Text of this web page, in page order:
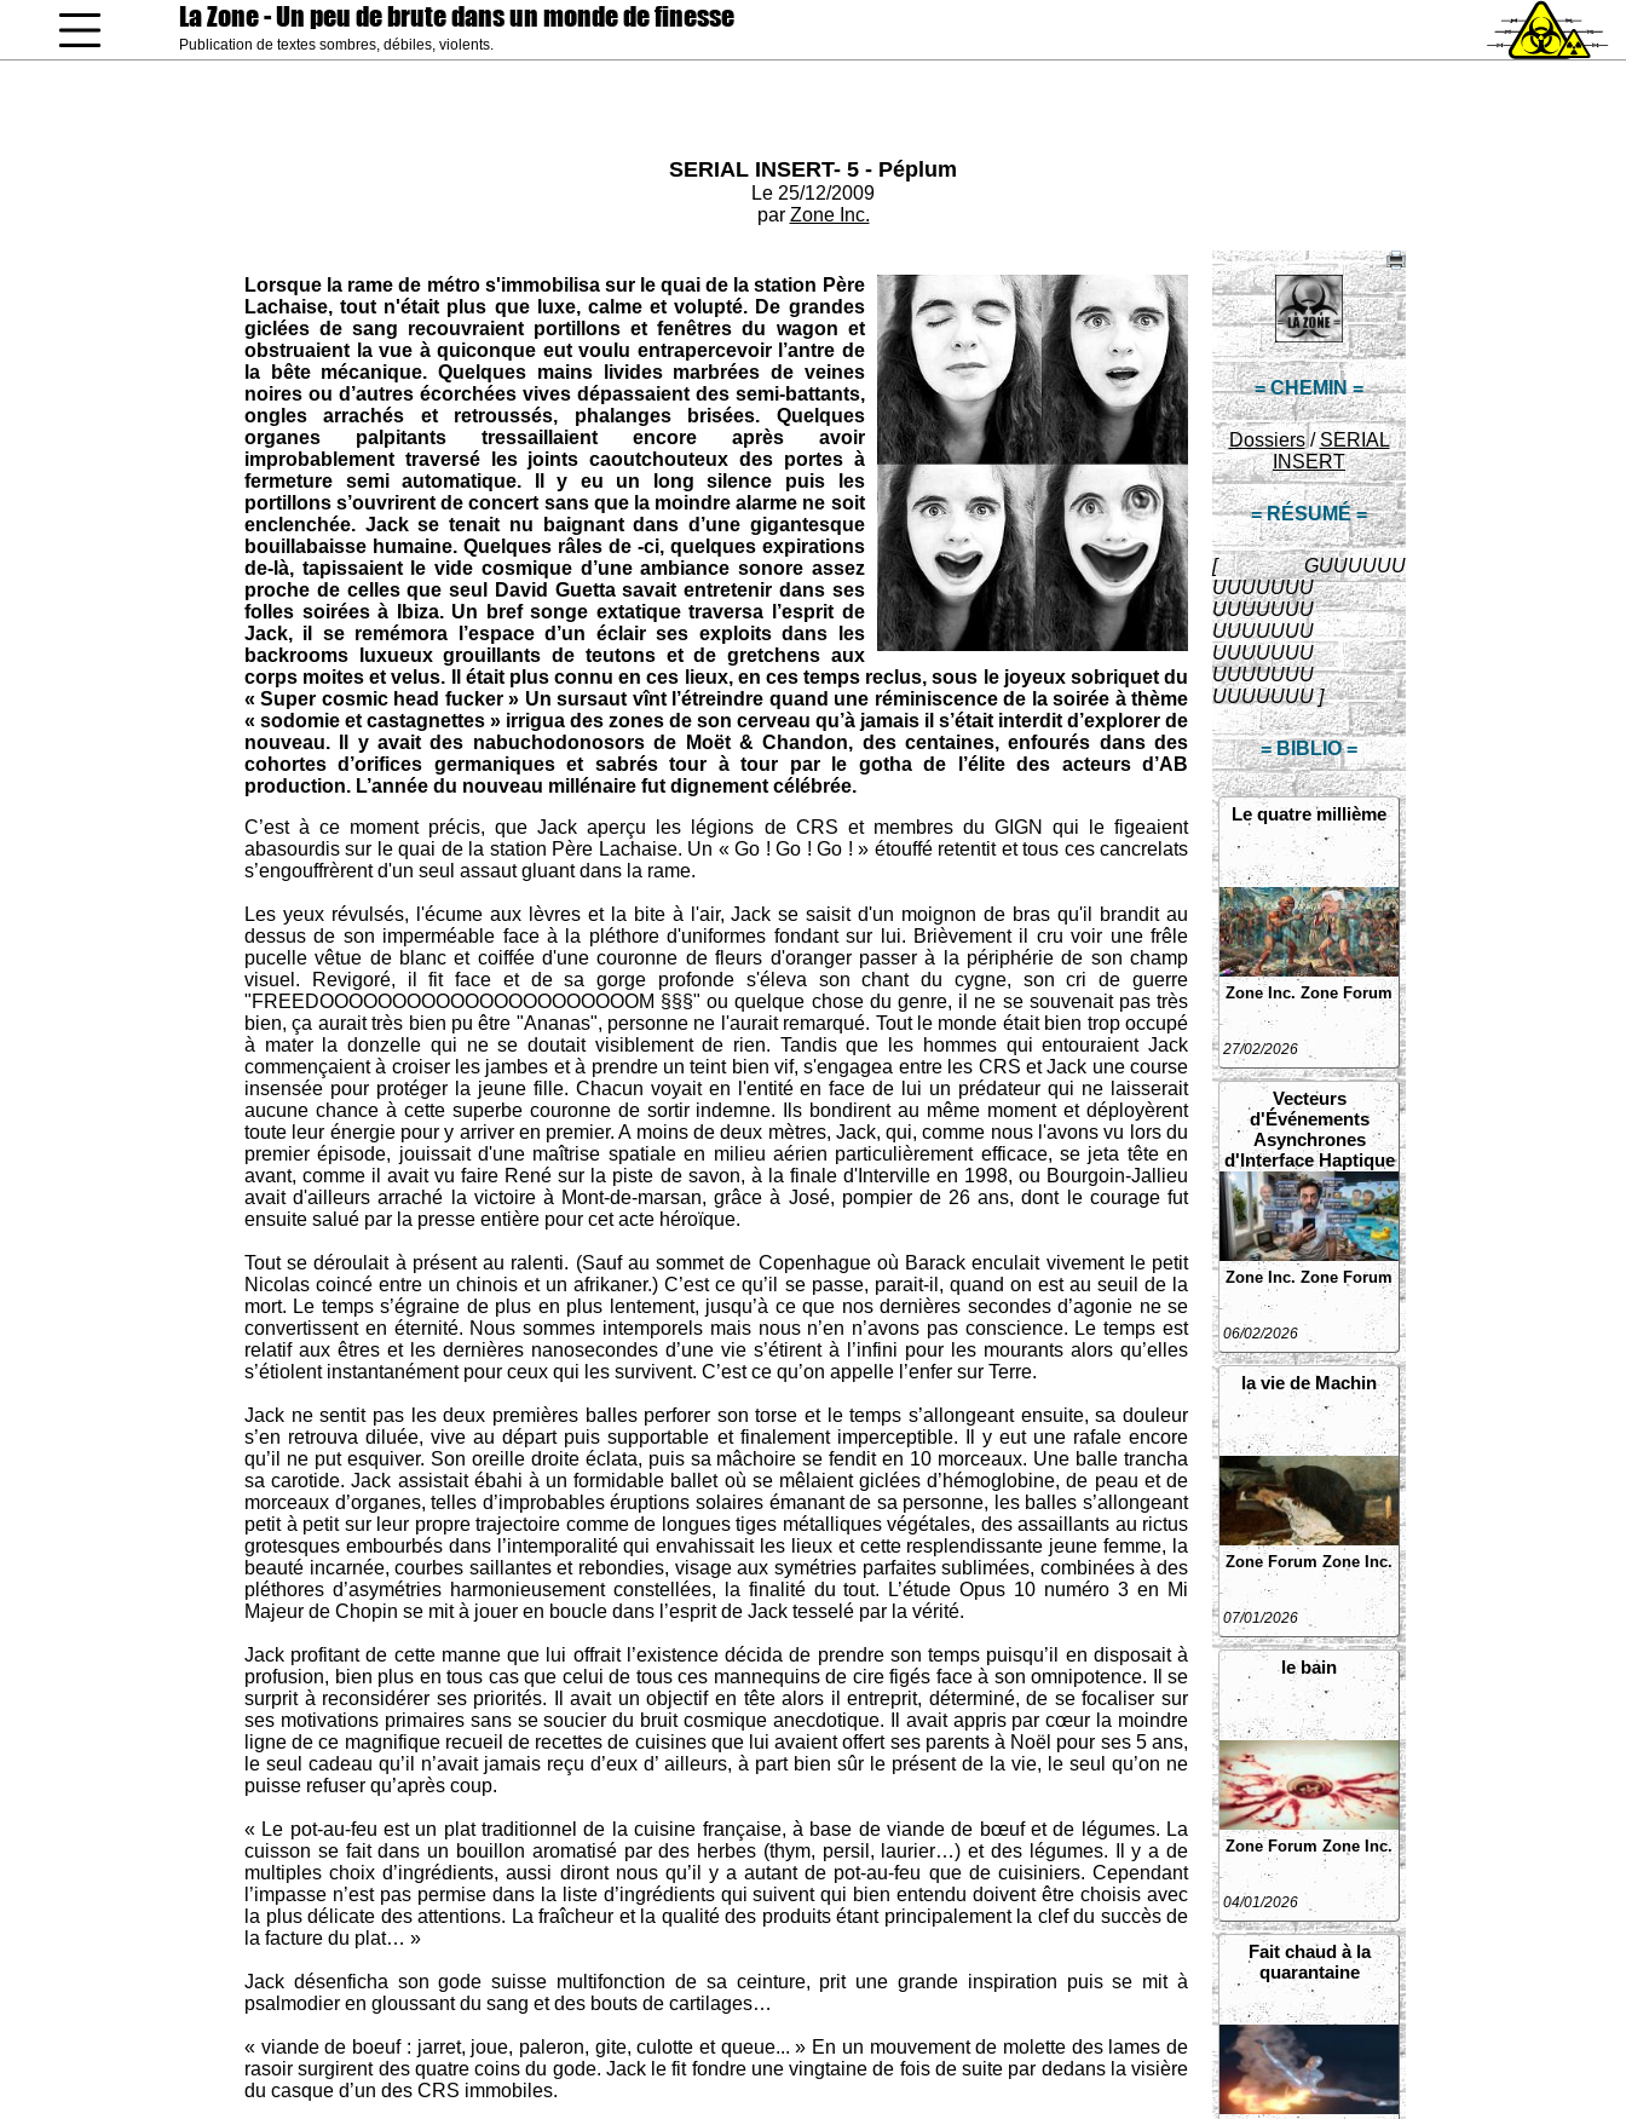
La Zone- Un peu de brute dans un monde de finesse
Publication de textes sombres, débiles, violents.
SERIAL INSERT- 5 - Péplum
Le 25/12/2009
par Zone Inc.
= CHEMIN =
Dossiers/ SERIAL
INSERT
= RÉSUMÉ =
[ GUUUUUU
UUUUUUU
UUUUUUU
UUUUUUU
UUUUUUU
UUUUUUU
UUUUUUU ]
= BIBLIO =
Le quatre millième
Zone Inc. Zone Forum
27/02/2026
Vecteurs
d'Événements
Asynchrones
d'Interface Haptique
Non Sollicités
Zone Inc. Zone Forum
06/02/2026
la vie de Machin
Zone Forum Zone Inc.
07/01/2026
le bain
Zone Forum Zone Inc.
04/01/2026
Fait chaud à la
quarantaine
Lorsque la rame de métro s'immobilisa sur le quai de la station Père
Lachaise, tout n'était plus que luxe, calme et volupté. De grandes
giclées de sang recouvraient portillons et fenêtres du wagon et
obstruaient la vue à quiconque eut voulu entrapercevoir l’antre de
la bête mécanique. Quelques mains livides marbrées de veines
noires ou d’autres écorchées vives dépassaient des semi-battants,
ongles arrachés et retroussés, phalanges brisées. Quelques
organes palpitants tressaillaient encore après avoir
improbablement traversé les joints caoutchouteux des portes à
fermeture semi automatique. Il y eu un long silence puis les
portillons s’ouvrirent de concert sans que la moindre alarme ne soit
enclenchée. Jack se tenait nu baignant dans d’une gigantesque
bouillabaisse humaine. Quelques râles de -ci, quelques expirations
de-là, tapissaient le vide cosmique d’une ambiance sonore assez
proche de celles que seul David Guetta savait entretenir dans ses
folles soirées à Ibiza. Un bref songe extatique traversa l’esprit de
Jack, il se remémora l’espace d’un éclair ses exploits dans les
backrooms luxueux grouillants de teutons et de gretchens aux
corps moites et velus. Il était plus connu en ces lieux, en ces temps reclus, sous le joyeux sobriquet du
« Super cosmic head fucker » Un sursaut vînt l’étreindre quand une réminiscence de la soirée à thème
« sodomie et castagnettes » irrigua des zones de son cerveau qu’à jamais il s’était interdit d’explorer de
nouveau. Il y avait des nabuchodonosors de Moët & Chandon, des centaines, enfourés dans des
cohortes d’orifices germaniques et sabrés tour à tour par le gotha de l’élite des acteurs d’AB
production. L’année du nouveau millénaire fut dignement célébrée.
C’est à ce moment précis, que Jack aperçu les légions de CRS et membres du GIGN qui le figeaient
abasourdis sur le quai de la station Père Lachaise. Un « Go ! Go ! Go ! » étouffé retentit et tous ces cancrelats
s’engouffrèrent d'un seul assaut gluant dans la rame.
Les yeux révulsés, l'écume aux lèvres et la bite à l'air, Jack se saisit d'un moignon de bras qu'il brandit au
dessus de son imperméable face à la pléthore d'uniformes fondant sur lui. Brièvement il cru voir une frêle
pucelle vêtue de blanc et coiffée d'une couronne de fleurs d'oranger passer à la périphérie de son champ
visuel. Revigoré, il fit face et de sa gorge profonde s'éleva son chant du cygne, son cri de guerre
"FREEDOOOOOOOOOOOOOOOOOOOOOOM §§§" ou quelque chose du genre, il ne se souvenait pas très
bien, ça aurait très bien pu être "Ananas", personne ne l'aurait remarqué. Tout le monde était bien trop occupé
à mater la donzelle qui ne se doutait visiblement de rien. Tandis que les hommes qui entouraient Jack
commençaient à croiser les jambes et à prendre un teint bien vif, s'engagea entre les CRS et Jack une course
insensée pour protéger la jeune fille. Chacun voyait en l'entité en face de lui un prédateur qui ne laisserait
aucune chance à cette superbe couronne de sortir indemne. Ils bondirent au même moment et déployèrent
toute leur énergie pour y arriver en premier. A moins de deux mètres, Jack, qui, comme nous l'avons vu lors du
premier épisode, jouissait d'une maîtrise spatiale en milieu aérien particulièrement efficace, se jeta tête en
avant, comme il avait vu faire René sur la piste de savon, à la finale d'Interville en 1998, ou Bourgoin-Jallieu
avait d'ailleurs arraché la victoire à Mont-de-marsan, grâce à José, pompier de 26 ans, dont le courage fut
ensuite salué par la presse entière pour cet acte héroïque.
Tout se déroulait à présent au ralenti. (Sauf au sommet de Copenhague où Barack enculait vivement le petit
Nicolas coincé entre un chinois et un afrikaner.) C’est ce qu’il se passe, parait-il, quand on est au seuil de la
mort. Le temps s’égraine de plus en plus lentement, jusqu’à ce que nos dernières secondes d’agonie ne se
convertissent en éternité. Nous sommes intemporels mais nous n’en n’avons pas conscience. Le temps est
relatif aux êtres et les dernières nanosecondes d’une vie s’étirent à l’infini pour les mourants alors qu’elles
s’étiolent instantanément pour ceux qui les survivent. C’est ce qu’on appelle l’enfer sur Terre.
Jack ne sentit pas les deux premières balles perforer son torse et le temps s’allongeant ensuite, sa douleur
s’en retrouva diluée, vive au départ puis supportable et finalement imperceptible. Il y eut une rafale encore
qu’il ne put esquiver. Son oreille droite éclata, puis sa mâchoire se fendit en 10 morceaux. Une balle trancha
sa carotide. Jack assistait ébahi à un formidable ballet où se mêlaient giclées d’hémoglobine, de peau et de
morceaux d’organes, telles d’improbables éruptions solaires émanant de sa personne, les balles s’allongeant
petit à petit sur leur propre trajectoire comme de longues tiges métalliques végétales, des assaillants au rictus
grotesques embourbés dans l’intemporalité qui envahissait les lieux et cette resplendissante jeune femme, la
beauté incarnée, courbes saillantes et rebondies, visage aux symétries parfaites sublimées, combinées à des
pléthores d’asymétries harmonieusement constellées, la finalité du tout. L’étude Opus 10 numéro 3 en Mi
Majeur de Chopin se mit à jouer en boucle dans l’esprit de Jack tesselé par la vérité.
Jack profitant de cette manne que lui offrait l’existence décida de prendre son temps puisqu’il en disposait à
profusion, bien plus en tous cas que celui de tous ces mannequins de cire figés face à son omnipotence. Il se
surprit à reconsidérer ses priorités. Il avait un objectif en tête alors il entreprit, déterminé, de se focaliser sur
ses motivations primaires sans se soucier du bruit cosmique anecdotique. Il avait appris par cœur la moindre
ligne de ce magnifique recueil de recettes de cuisines que lui avaient offert ses parents à Noël pour ses 5 ans,
le seul cadeau qu’il n’avait jamais reçu d’eux d’ ailleurs, à part bien sûr le présent de la vie, le seul qu’on ne
puisse refuser qu’après coup.
« Le pot-au-feu est un plat traditionnel de la cuisine française, à base de viande de bœuf et de légumes. La
cuisson se fait dans un bouillon aromatisé par des herbes (thym, persil, laurier…) et des légumes. Il y a de
multiples choix d’ingrédients, aussi diront nous qu’il y a autant de pot-au-feu que de cuisiniers. Cependant
l’impasse n’est pas permise dans la liste d’ingrédients qui suivent qui bien entendu doivent être choisis avec
la plus délicate des attentions. La fraîcheur et la qualité des produits étant principalement la clef du succès de
la facture du plat… »
Jack désenficha son gode suisse multifonction de sa ceinture, prit une grande inspiration puis se mit à
psalmodier en gloussant du sang et des bouts de cartilages…
« viande de boeuf : jarret, joue, paleron, gite, culotte et queue... » En un mouvement de molette des lames de
rasoir surgirent des quatre coins du gode. Jack le fit fondre une vingtaine de fois de suite par dedans la visière
du casque d’un des CRS immobiles.